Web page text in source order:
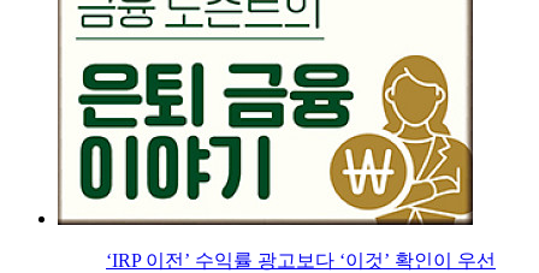
‘IRP 이전’ 수익률 광고보다 ‘이것’ 확인이 우선